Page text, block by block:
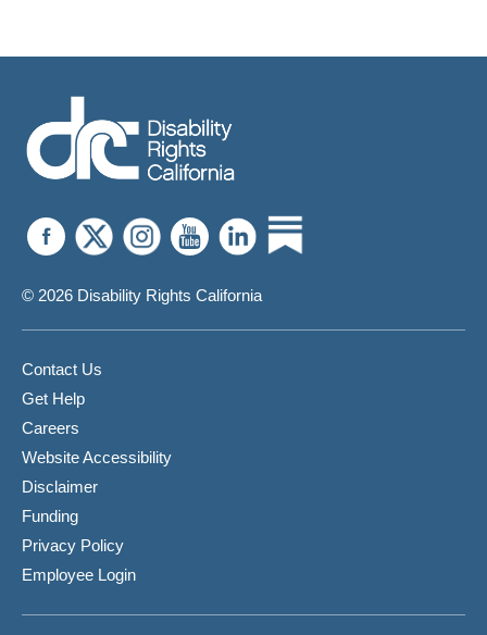
© 2026 Disability Rights California
Contact Us
Get Help
Careers
Website Accessibility
Disclaimer
Funding
Privacy Policy
Employee Login